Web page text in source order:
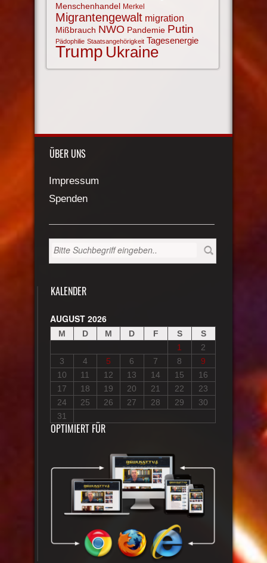
Menschenhandel Merkel
Migrantengewalt migration
Mißbrauch NWO Pandemie Putin
Pädophilie Staatsangehörigkeit Tagesenergie
Trump Ukraine
ÜBER UNS
Impressum
Spenden
KALENDER
AUGUST 2026
M D M D F S
S
1
2
3
4 5 6 7 8
9
10
11 12 13 14 15
16
17
18 19 20 21 22
23
24
25 26 27 28 29
30
31
OPTIMIERT FÜR